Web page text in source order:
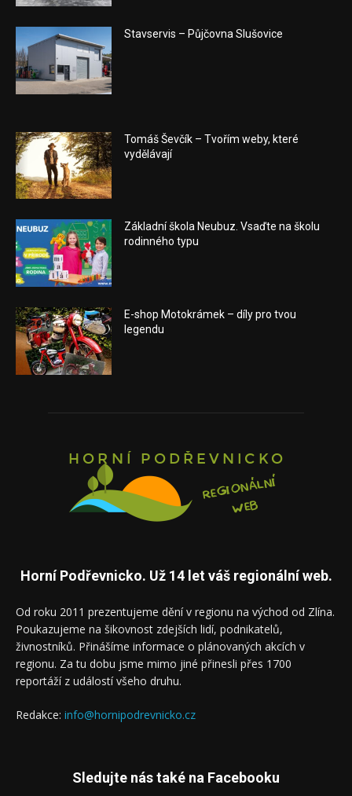
Stavservis – Půjčovna Slušovice
Tomáš Ševčík – Tvořím weby, které
vydělávají
Základní škola Neubuz. Vsaďte na školu
rodinného typu
E-shop Motokrámek – díly pro tvou
legendu
Horní Podřevnicko. Už 14 let váš regionální web.
Od roku 2011 prezentujeme dění v regionu na východ od Zlína.
Poukazujeme na šikovnost zdejších lidí, podnikatelů,
živnostníků. Přinášíme informace o plánovaných akcích v
regionu. Za tu dobu jsme mimo jiné přinesli přes 1700
reportáží z událostí všeho druhu.
Redakce: info@hornipodrevnicko.cz
Sledujte nás také na Facebooku